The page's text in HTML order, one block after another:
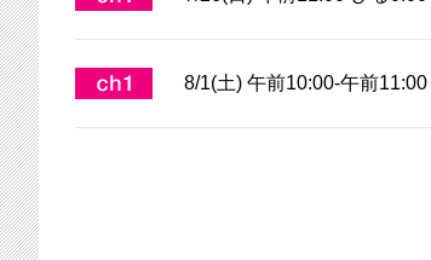
8/1(土) 午前10:00-午前11:00